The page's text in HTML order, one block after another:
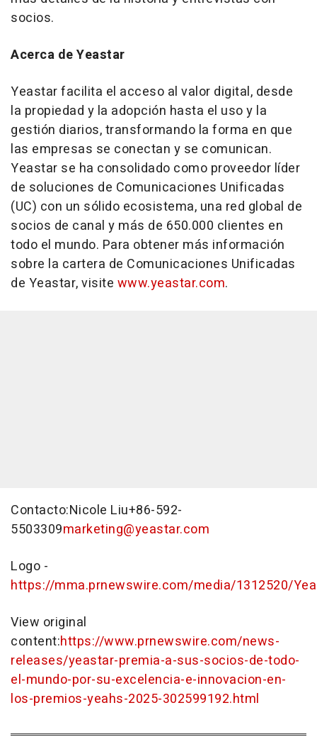
socios.
Acerca de Yeastar
Yeastar facilita el acceso al valor digital, desde
la propiedad y la adopción hasta el uso y la
gestión diarios, transformando la forma en que
las empresas se conectan y se comunican.
Yeastar se ha consolidado como proveedor líder
de soluciones de Comunicaciones Unificadas
(UC) con un sólido ecosistema, una red global de
socios de canal y más de 650.000 clientes en
todo el mundo. Para obtener más información
sobre la cartera de Comunicaciones Unificadas
de Yeastar, visite www.yeastar.com.
Contacto:Nicole Liu+86-592-
5503309marketing@yeastar.com
Logo -
https://mma.prnewswire.com/media/1312520/
View original
content:https://www.prnewswire.com/news-
releases/yeastar-premia-a-sus-socios-de-todo-
el-mundo-por-su-excelencia-e-innovacion-en-
los-premios-yeahs-2025-302599192.html